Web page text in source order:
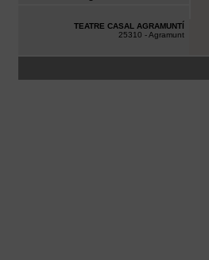
TEATRE CASAL AGRAMUNTÍ
25310 - Agramunt